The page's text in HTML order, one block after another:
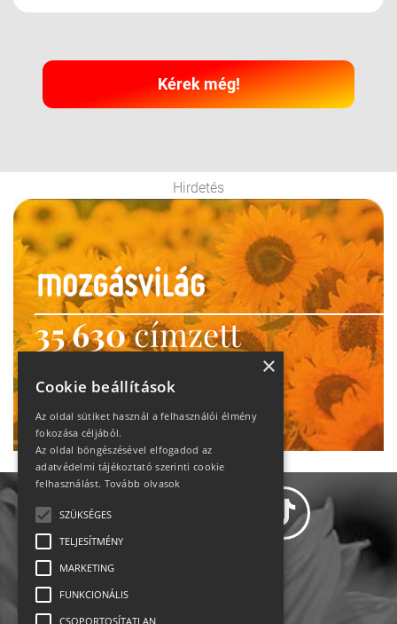
Kérek még!
Hirdetés
35 630címzett
heti motiváció
Ne maradj le!
×
Cookie beállítások
Az oldal sütiket használ a felhasználói élmény
fokozása céljából.
Az oldal böngészésével elfogadod az
adatvédelmi tájékoztató szerinti cookie
felhasználást. Tovább olvasok
SZÜKSÉGES
TELJESÍTMÉNY
MARKETING
FUNKCIONÁLIS
CSOPORTOSÍTATLAN